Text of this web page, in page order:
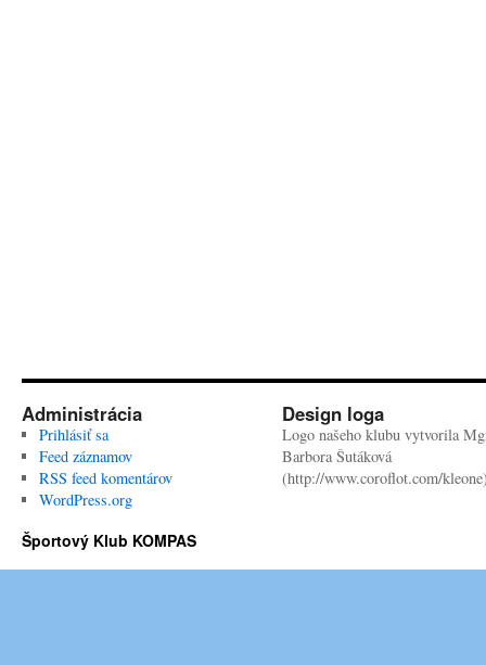
Administrácia
Prihlásiť sa
Feed záznamov
RSS feed komentárov
WordPress.org
Design loga
Logo našeho klubu vytvorila
Barbora Šutáková
(http://www.coroflot.com/
Športový Klub KOMPAS